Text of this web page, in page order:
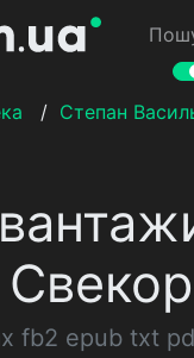
/ Степан
Свекор
fb2 epub txt